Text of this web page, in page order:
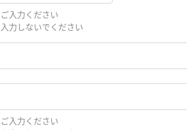
入力ください
力しないでください
入力ください